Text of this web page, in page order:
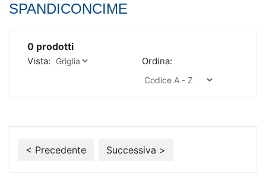
SPANDICONCIME
0 prodotti
Vista: Ordina:
< Precedente Successiva >